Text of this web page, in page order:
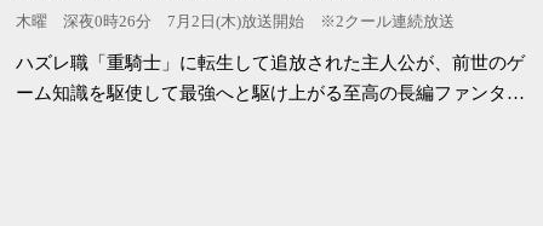
木曜 深夜0時26分 7月2日(木)放送開始 ※2クール連続放送
ハズレ職「重騎士」に転生して追放された主人公が、前世のゲ
ーム知識を駆使して最強へと駆け上がる至高の長編ファンタジ